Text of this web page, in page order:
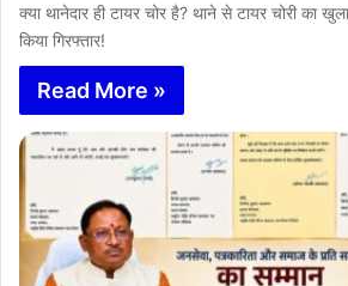
क्या थानेदार ही टायर चोर है? थाने से टायर चोरी का
किया गिरफ्तार!
Read More »